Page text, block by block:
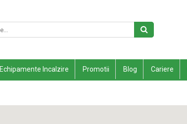
Echipamente Incalzire Promotii Blog Cariere